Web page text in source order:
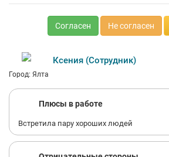
Согласен Не согласен
Ксения (Сотрудник)
Город: Ялта
Плюсы в работе
Встретила пару хороших людей